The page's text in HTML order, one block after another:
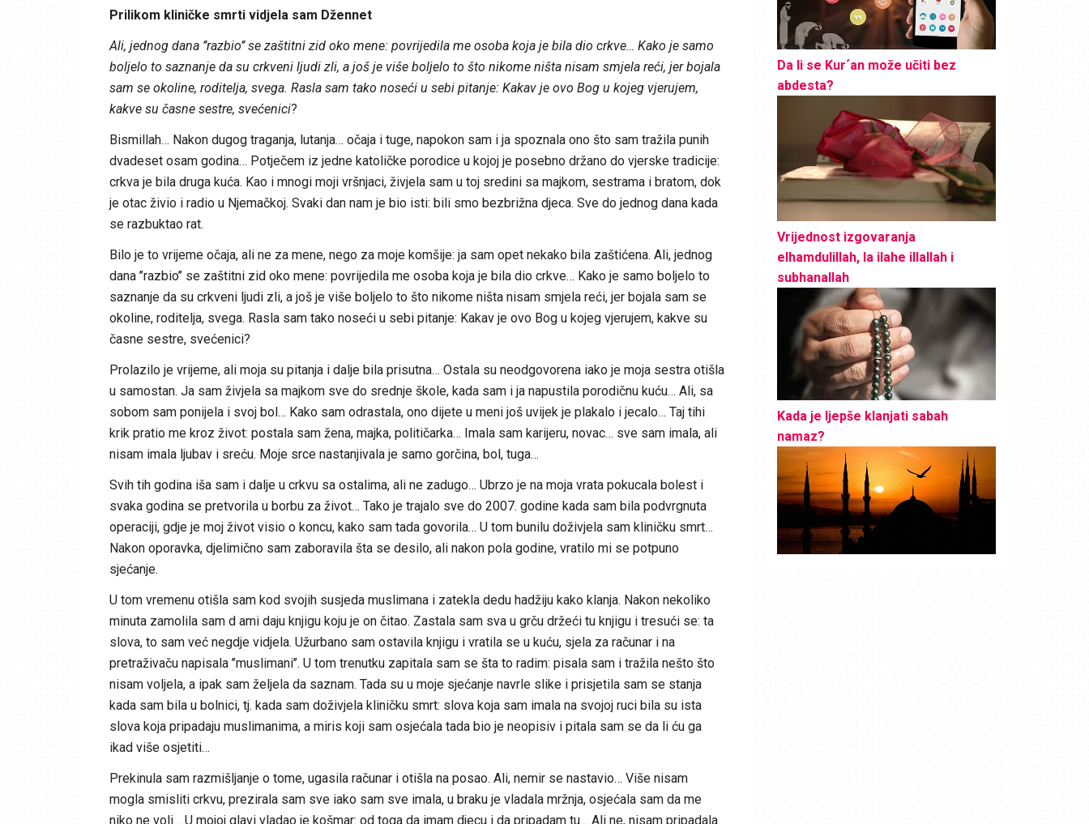
Prilikom kliničke smrti vidjela sam Džennet
Ali, jednog dana ’’razbio’’ se zaštitni zid oko mene: povrijedila me osoba koja je bila dio crkve… Kako je samo
boljelo to saznanje da su crkveni ljudi zli, a još je više boljelo to što nikome ništa nisam smjela reći, jer bojala
sam se okoline, roditelja, svega. Rasla sam tako noseći u sebi pitanje: Kakav je ovo Bog u kojeg vjerujem,
kakve su časne sestre, svećenici?
Bismillah… Nakon dugog traganja, lutanja… očaja i tuge, napokon sam i ja spoznala ono što sam tražila punih
dvadeset osam godina… Potječem iz jedne katoličke porodice u kojoj je posebno držano do vjerske tradicije:
crkva je bila druga kuća. Kao i mnogi moji vršnjaci, živjela sam u toj sredini sa majkom, sestrama i bratom, dok
je otac živio i radio u Njemačkoj. Svaki dan nam je bio isti: bili smo bezbrižna djeca. Sve do jednog dana kada
se razbuktao rat.
Bilo je to vrijeme očaja, ali ne za mene, nego za moje komšije: ja sam opet nekako bila zaštićena. Ali, jednog
dana ’’razbio’’ se zaštitni zid oko mene: povrijedila me osoba koja je bila dio crkve… Kako je samo boljelo to
saznanje da su crkveni ljudi zli, a još je više boljelo to što nikome ništa nisam smjela reći, jer bojala sam se
okoline, roditelja, svega. Rasla sam tako noseći u sebi pitanje: Kakav je ovo Bog u kojeg vjerujem, kakve su
časne sestre, svećenici?
Prolazilo je vrijeme, ali moja su pitanja i dalje bila prisutna… Ostala su neodgovorena iako je moja sestra otišla
u samostan. Ja sam živjela sa majkom sve do srednje škole, kada sam i ja napustila porodičnu kuću… Ali, sa
sobom sam ponijela i svoj bol… Kako sam odrastala, ono dijete u meni još uvijek je plakalo i jecalo… Taj tihi
krik pratio me kroz život: postala sam žena, majka, političarka… Imala sam karijeru, novac… sve sam imala, ali
nisam imala ljubav i sreću. Moje srce nastanjivala je samo gorčina, bol, tuga…
Svih tih godina iša sam i dalje u crkvu sa ostalima, ali ne zadugo… Ubrzo je na moja vrata pokucala bolest i
svaka godina se pretvorila u borbu za život… Tako je trajalo sve do 2007. godine kada sam bila podvrgnuta
operaciji, gdje je moj život visio o koncu, kako sam tada govorila… U tom bunilu doživjela sam kliničku smrt…
Nakon oporavka, djelimično sam zaboravila šta se desilo, ali nakon pola godine, vratilo mi se potpuno
sjećanje.
U tom vremenu otišla sam kod svojih susjeda muslimana i zatekla dedu hadžiju kako klanja. Nakon nekoliko
minuta zamolila sam d ami daju knjigu koju je on čitao. Zastala sam sva u grču držeći tu knjigu i tresući se: ta
slova, to sam već negdje vidjela. Užurbano sam ostavila knjigu i vratila se u kuću, sjela za računar i na
pretraživaču napisala ’’muslimani’’. U tom trenutku zapitala sam se šta to radim: pisala sam i tražila nešto što
nisam voljela, a ipak sam željela da saznam. Tada su u moje sjećanje navrle slike i prisjetila sam se stanja
kada sam bila u bolnici, tj. kada sam doživjela kliničku smrt: slova koja sam imala na svojoj ruci bila su ista
slova koja pripadaju muslimanima, a miris koji sam osjećala tada bio je neopisiv i pitala sam se da li ću ga
ikad više osjetiti…
Prekinula sam razmišljanje o tome, ugasila računar i otišla na posao. Ali, nemir se nastavio… Više nisam
mogla smisliti crkvu, prezirala sam sve iako sam sve imala, u braku je vladala mržnja, osjećala sam da me
niko ne voli… U mojoj glavi vladao je košmar: od toga da imam djecu i da pripadam tu… Ali ne, nisam pripadala
Da li se Kur´an može učiti bez
abdesta?
Vrijednost izgovaranja
elhamdulillah, la ilahe illallah i
subhanallah
Kada je ljepše klanjati sabah
namaz?